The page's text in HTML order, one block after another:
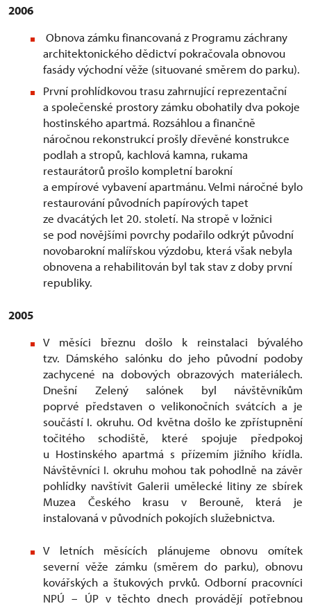
2006
Obnova zámku financovaná z Programu záchrany
architektonického dědictví pokračovala obnovou
fasády východní věže (situované směrem do parku).
První prohlídkovou trasu zahrnující reprezentační
a společenské prostory zámku obohatily dva pokoje
hostinského apartmá. Rozsáhlou a finančně
náročnou rekonstrukcí prošly dřevěné konstrukce
podlah a stropů, kachlová kamna, rukama
restaurátorů prošlo kompletní barokní
a empírové vybavení apartmánu. Velmi náročné bylo
restaurování původních papírových tapet
ze dvacátých let 20. století. Na stropě v ložnici
se pod novějšími povrchy podařilo odkrýt původní
novobarokní malířskou výzdobu, která však nebyla
obnovena a rehabilitován byl tak stav z doby první
republiky.
2005
V měsíci březnu došlo k reinstalaci bývalého
tzv. Dámského salónku do jeho původní podoby
zachycené na dobových obrazových materiálech.
Dnešní Zelený salónek byl návštěvníkům
poprvé představen o velikonočních svátcích a je
součástí I. okruhu. Od května došlo ke zpřístupnění
točitého schodiště, které spojuje předpokoj
u Hostinského apartmá s přízemím jižního křídla.
Návštěvníci I. okruhu mohou tak pohodlně na závěr
pohlídky navštívit Galerii umělecké litiny ze sbírek
Muzea Českého krasu v Berouně, která je
instalovaná v původních pokojích služebnictva.
V letních měsících plánujeme obnovu omítek
severní věže zámku (směrem do parku), obnovu
kovářských a štukových prvků. Odborní pracovníci
NPÚ – ÚP v těchto dnech provádějí potřebnou